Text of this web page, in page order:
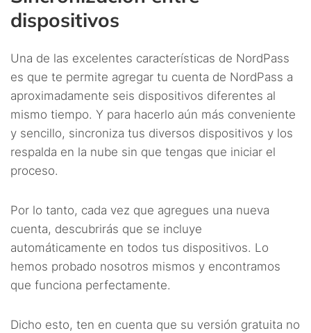
dispositivos
Una de las excelentes características de NordPass
es que te permite agregar tu cuenta de NordPass a
aproximadamente seis dispositivos diferentes al
mismo tiempo. Y para hacerlo aún más conveniente
y sencillo, sincroniza tus diversos dispositivos y los
respalda en la nube sin que tengas que iniciar el
proceso.
Por lo tanto, cada vez que agregues una nueva
cuenta, descubrirás que se incluye
automáticamente en todos tus dispositivos. Lo
hemos probado nosotros mismos y encontramos
que funciona perfectamente.
Dicho esto, ten en cuenta que su versión gratuita no